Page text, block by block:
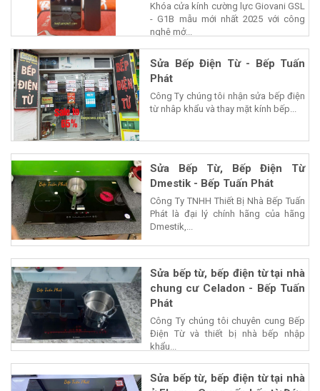
Khóa cửa kính cường lực Giovani GSL
- G1B mẫu mới nhất 2025 với công
nghệ mở...
Sửa Bếp Điện Từ - Bếp Tuấn
Phát
Công Ty chúng tôi nhận sửa bếp điện
từ nhâp khẩu và thay mặt kính bếp...
Sửa Bếp Từ, Bếp Điện Từ
Dmestik - Bếp Tuấn Phát
Công Ty TNHH Thiết Bị Nhà Bếp Tuấn
Phát là đại lý chính hãng của hãng
Dmestik,...
Sửa bếp từ, bếp điện từ tại nhà
chung cư Celadon - Bếp Tuấn
Phát
Công Ty chúng tôi chuyên cung Bếp
Điện Từ và thiết bị nhà bếp nhập
khẩu...
Sửa bếp từ, bếp điện từ tại nhà